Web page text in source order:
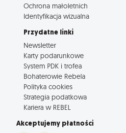
Ochrona małoletnich
Identyfikacja wizualna
Przydatne linki
Newsletter
Karty podarunkowe
System PDK i trofea
Bohaterowie Rebela
Polityka cookies
Strategia podatkowa
Kariera w REBEL
Akceptujemy płatności